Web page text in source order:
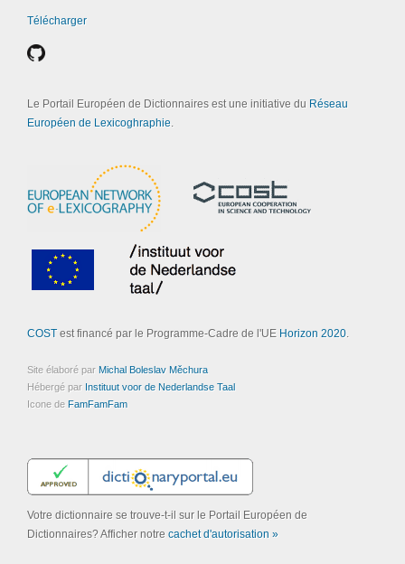
Télécharger
Le Portail Européen de Dictionnaires est une initiative du Réseau
Européen de Lexicoghraphie.
COSTest financé par le Programme-Cadre de l'UE Horizon 2020.
Site élaboré par Michal Boleslav Měchura
Hébergé par Instituut voor de Nederlandse Taal
Icone de FamFamFam
Votre dictionnaire se trouve-t-il sur le Portail Européen de
Dictionnaires? Afficher notre cachet d'autorisation »